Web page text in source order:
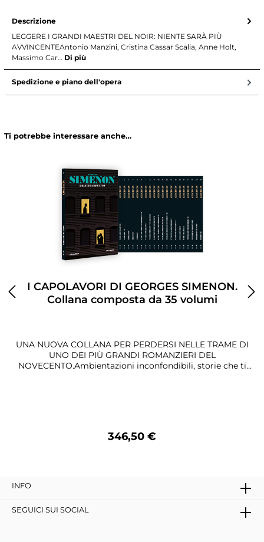
Descrizione
LEGGERE I GRANDI MAESTRI DEL NOIR: NIENTE SARÀ PIÙ
AVVINCENTEAntonio Manzini, Cristina Cassar Scalia, Anne Holt,
Massimo Car… Di più
Spedizione e piano dell'opera
Ti potrebbe interessare anche…
I CAPOLAVORI DI GEORGES SIMENON.
Collana composta da 35 volumi
UNA NUOVA COLLANA PER PERDERSI NELLE TRAME DI
UNO DEI PIÙ GRANDI ROMANZIERI DEL
NOVECENTO.Ambientazioni inconfondibili, storie che ti
346,50 €
INFO
SEGUICI SUI SOCIAL